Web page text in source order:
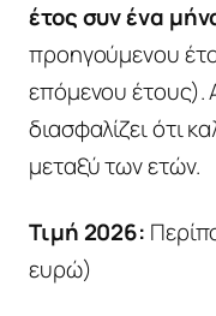
έτος συν ένα
προηγούμενου
επόμενου έτους).
διασφαλίζει ότι
μεταξύ των ετών.
Τιμή 2026:
ευρώ)